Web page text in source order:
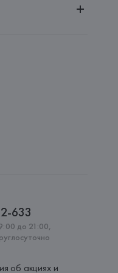
633
до 21:00,
об акциях и